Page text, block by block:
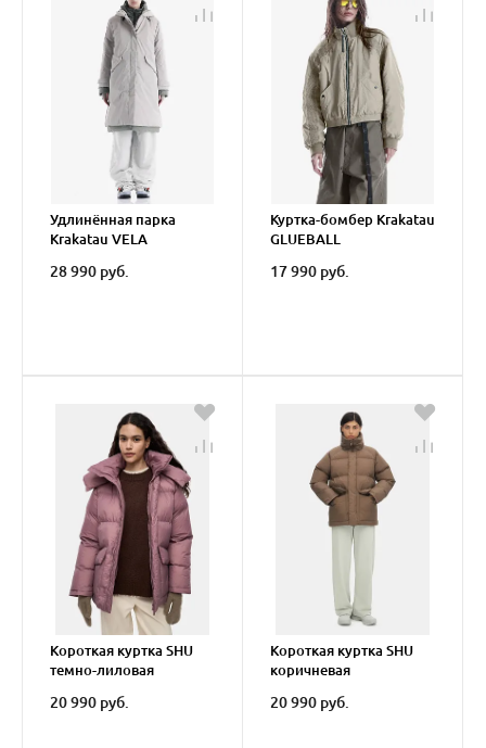
Удлинённая парка
Krakatau VELA
28 990 руб.
Куртка-бомбер Krakatau
GLUEBALL
17 990 руб.
Короткая куртка SHU
темно-лиловая
20 990 руб.
Короткая куртка SHU
коричневая
20 990 руб.